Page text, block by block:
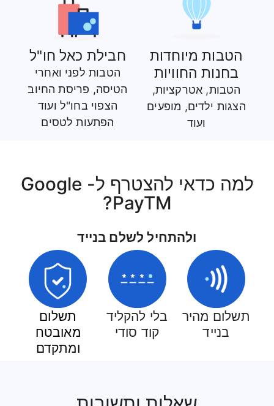
הטבות מיוחדות
בחנות החוויות
הטבות, אטרקציות,
הצגות ילדים, מופעים
ועוד
חבילת כאל חו"ל
הטבות לפני ואחרי
הטיסה, פריסת החיוב
הצפוי בחו"ל ועוד
הפתעות לטסים
למה כדאי להצטרף ל- Google
PayTM?
ולהתחיל לשלם בנייד
תשלום מהיר
בנייד
בלי להקליד
קוד סודי
תשלום
מאובטח
ומתקדם